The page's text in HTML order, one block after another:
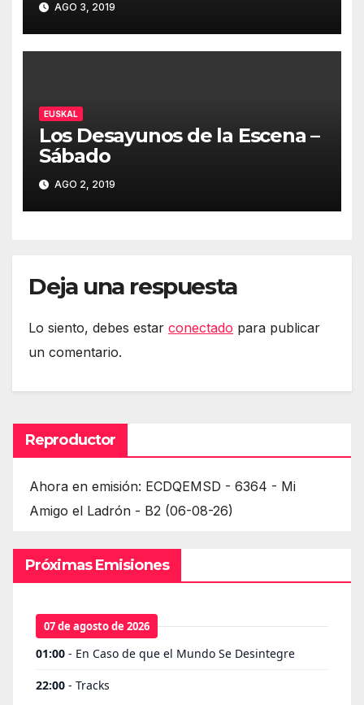
AGO 3, 2019
EUSKAL
Los Desayunos de la Escena –
Sábado
AGO 2, 2019
Deja una respuesta
Lo siento, debes estar conectado para publicar
un comentario.
Reproductor
Ahora en emisión: ECDQEMSD - 6364 - Mi
Amigo el Ladrón - B2 (06-08-26)
Próximas Emisiones